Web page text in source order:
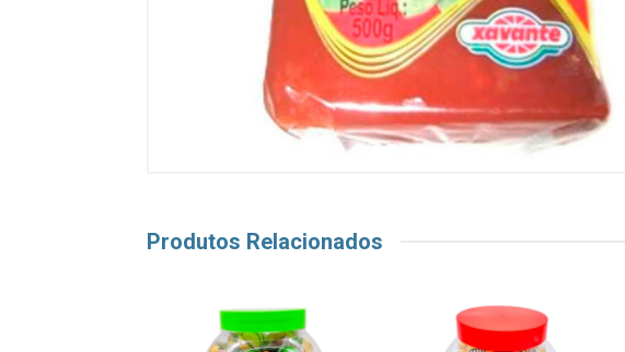
Produtos Relacionados